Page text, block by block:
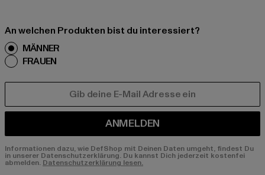
An welchen Produkten bist du interessiert?
MÄNNER
FRAUEN
ANMELDEN
Informationen dazu, wie DefShop mit Deinen Daten umgeht, findest Du
in unserer Datenschutzerklärung. Du kannst Dich jederzeit kostenfei
abmelden. Datenschutzerklärung lesen.